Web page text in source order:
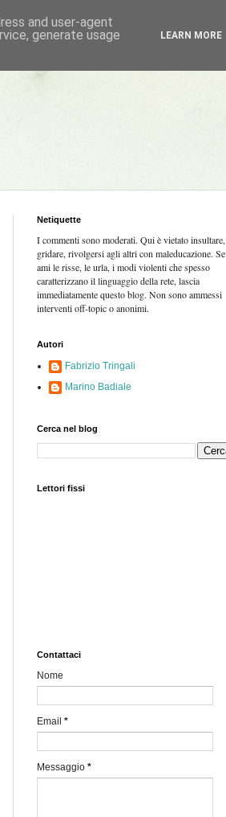
Netiquette
I commenti sono moderati. Qui è vietato insultare,
gridare, rivolgersi agli altri con maleducazione. Se
ami le risse, le urla, i modi violenti che spesso
caratterizzano il linguaggio della rete, lascia
immediatamente questo blog. Non sono ammessi
interventi off-topic o anonimi.
Autori
Fabrizio Tringali
Marino Badiale
Cerca nel blog
Lettori fissi
Contattaci
Nome
Email *
Messaggio *
and user-agent
generate usage
LEARN MORE